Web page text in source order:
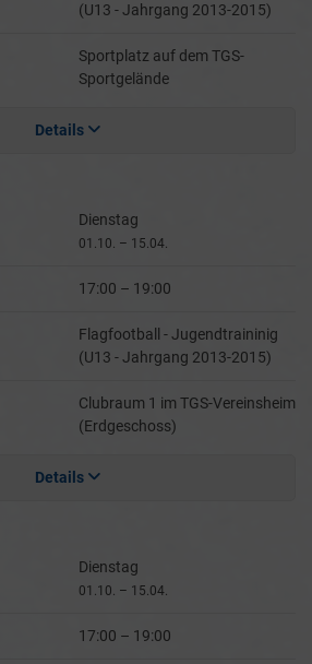
(U13 - Jahrgang 2013-2015)
Sportplatz auf dem TGS-
Sportgelände
Details
Dienstag
01.10. – 15.04.
17:00 – 19:00
Flagfootball - Jugendtraininig
(U13 - Jahrgang 2013-2015)
Clubraum 1 im TGS-Vereinsheim
(Erdgeschoss)
Details
Dienstag
01.10. – 15.04.
17:00 – 19:00